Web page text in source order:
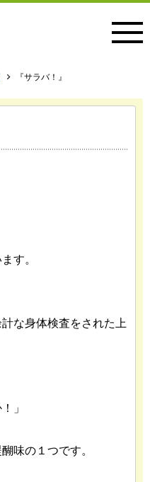
『サラバ！』
す。
な身体検査をされた上
」
味の１つです。